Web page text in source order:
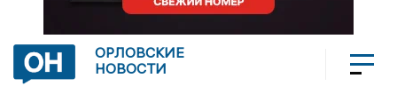
ОРЛОВСКИЕ
НОВОСТИ